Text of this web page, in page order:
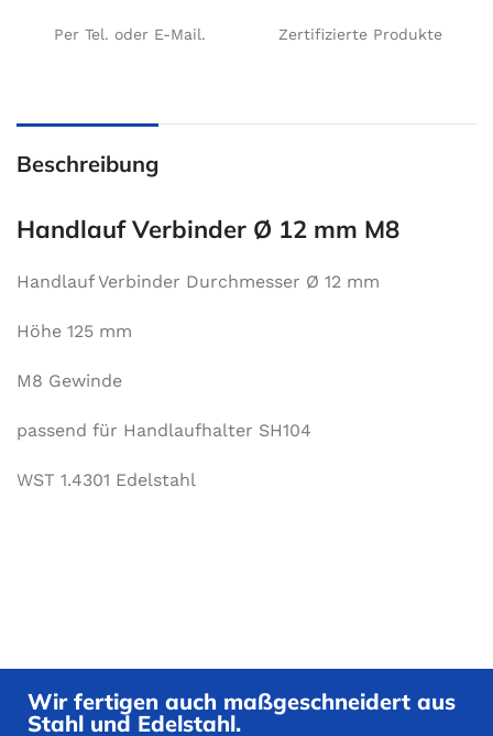
Per Tel. oder E-Mail. Zertifizierte Produkte
Beschreibung
Handlauf Verbinder Ø 12 mm M8
Handlauf Verbinder Durchmesser Ø 12 mm
Höhe 125 mm
M8 Gewinde
passend für Handlaufhalter SH104
WST 1.4301 Edelstahl
Wir fertigen auch maßgeschneidert aus
Stahl und Edelstahl.